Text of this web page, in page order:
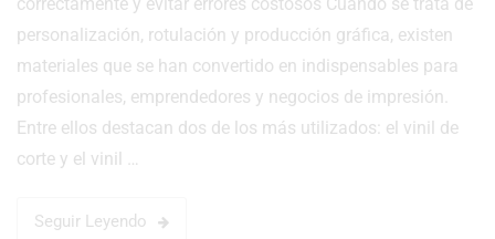
correctamente y evitar errores costosos Cuando se trata de
personalización, rotulación y producción gráfica, existen
materiales que se han convertido en indispensables para
profesionales, emprendedores y negocios de impresión.
Entre ellos destacan dos de los más utilizados: el vinil de
corte y el vinil …
Seguir Leyendo